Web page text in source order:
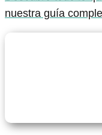
nuestra guía